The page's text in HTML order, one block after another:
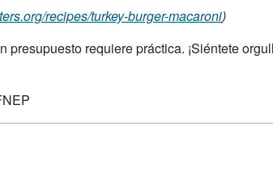
recipes/turkey-burger-macaroni)
requiere práctica. ¡Siéntete